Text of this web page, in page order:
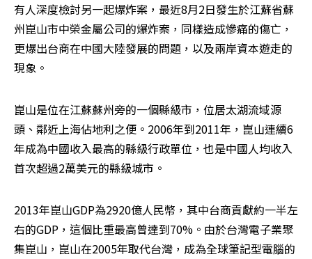
有人深度檢討另一起爆炸案，最近8月2日發生於江蘇省蘇
州崑山市中榮金屬公司的爆炸案，同樣造成慘痛的傷亡，
更爆出台商在中國大陸發展的問題，以及兩岸資本遊走的
現象。
崑山是位在江蘇蘇州旁的一個縣級市，位居太湖流域源
頭、鄰近上海佔地利之便。2006年到2011年，崑山連續6
年成為中國收入最高的縣級行政單位，也是中國人均收入
首次超過2萬美元的縣級城市。
2013年崑山GDP為2920億人民幣，其中台商貢獻約一半左
右的GDP，這個比重最高曾達到70%。由於台灣電子業聚
集崑山，崑山在2005年取代台灣，成為全球筆記型電腦的